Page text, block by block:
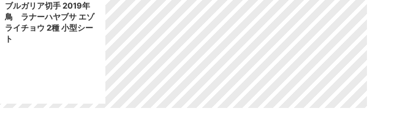
ブルガリア切手 2019年
鳥 ラナーハヤブサ エゾ
ライチョウ 2種 小型シー
ト